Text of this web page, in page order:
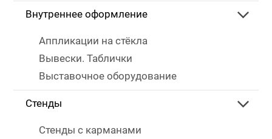
Внутреннее оформление
Аппликации на стёкла
Вывески. Таблички
Выставочное оборудование
Стенды
Стенды с карманами